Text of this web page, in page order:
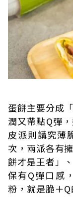
蛋餅主要分成
潤又帶點Q彈
皮派則講究薄
次，兩派各有
餅才是王者」
保有Q彈口感
粉，就是脆＋